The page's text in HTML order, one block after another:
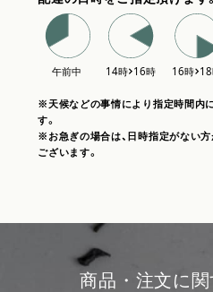
※天候などの事情により指定時間内
す。
※お急ぎの場合は、日時指定がない
ございます。
商品・注文に